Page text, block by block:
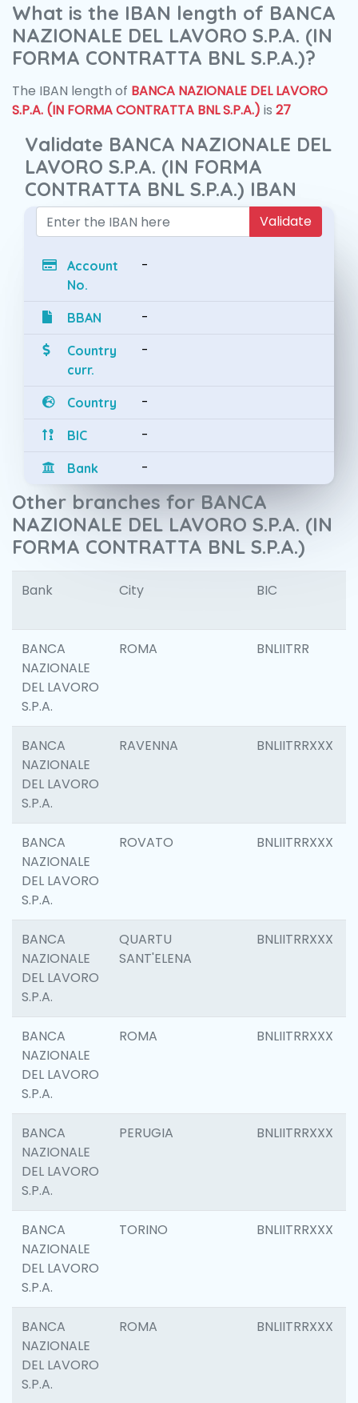
What is the IBAN length of BANCA
NAZIONALE DEL LAVORO S.P.A. (IN
FORMA CONTRATTA BNL S.P.A.)?
The IBAN length of BANCA NAZIONALE DEL LAVORO
S.P.A. (IN FORMA CONTRATTA BNL S.P.A.) is 27
Validate BANCA NAZIONALE DEL
LAVORO S.P.A. (IN FORMA
CONTRATTA BNL S.P.A.) IBAN
Validate
Account
No.
-
BBAN -
Country
curr.
-
Country -
BIC -
Bank -
Other branches for BANCA
NAZIONALE DEL LAVORO S.P.A. (IN
FORMA CONTRATTA BNL S.P.A.)
Bank City BIC
BANCA
NAZIONALE
DEL LAVORO
S.P.A.
ROMA BNLIITRR
BANCA
NAZIONALE
DEL LAVORO
S.P.A.
RAVENNA BNLIITRRXXX
BANCA
NAZIONALE
DEL LAVORO
S.P.A.
ROVATO BNLIITRRXXX
BANCA
NAZIONALE
DEL LAVORO
S.P.A.
QUARTU
SANT'ELENA
BNLIITRRXXX
BANCA
NAZIONALE
DEL LAVORO
S.P.A.
ROMA BNLIITRRXXX
BANCA
NAZIONALE
DEL LAVORO
S.P.A.
PERUGIA BNLIITRRXXX
BANCA
NAZIONALE
DEL LAVORO
S.P.A.
TORINO BNLIITRRXXX
BANCA
NAZIONALE
DEL LAVORO
S.P.A.
ROMA BNLIITRRXXX